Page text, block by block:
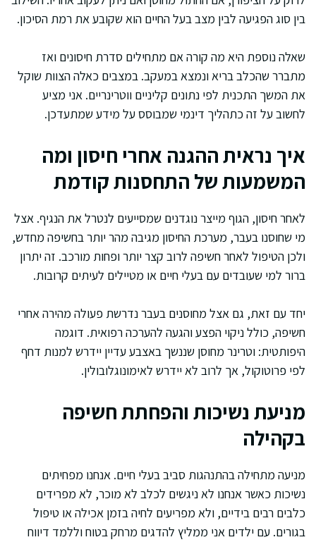
בין סוג הפגיעה לבין מצב בעל החיים הוא שקובע את רמת הסיכון.
שאלה נוספת היא מה קורה אם מתחילים סדרת חיסונים ואז
מתברר שהכלב בריא ונמצא במעקב. במצבים כאלה הצוות שוקל
את המשך התכנית לפי נתונים קליניים ווטרינריים. אני מציע
לחשוב על זה כתהליך דינמי שמבוסס על מידע שמתעדכן.
איך נראית ההגנה אחרי חיסון ומה
המשמעות של התחסנות קודמת
לאחר חיסון, הגוף מייצר נוגדנים שמסייעים לנטרל את הנגיף. אצל
מי שחוסנו בעבר, מערכת החיסון מגיבה מהר יותר בחשיפה מחדש,
ולכן הטיפול לאחר חשיפה לרוב קצר יותר ופחות מורכב. זה יתרון
ברור למי שעובדים עם בעלי חיים או מטיילים לעיתים קרובות.
יחד עם זאת, גם אצל מחוסנים בעבר נדרשת פעולה מהירה אחרי
חשיפה, כולל ניקוי הפצע והגעה להערכה רפואית. דוגמה
היפותטית: וטרינר מחוסן שננשך באצבע עדיין יידרש למנות דחף
לפי פרוטוקול, אך לרוב לא יידרש לאימונוגלובולין.
מניעת נשיכות והפחתת חשיפה
בקהילה
מניעה מתחילה בהתנהגות סביב בעלי חיים. אנחנו מפחיתים
נשיכות כאשר אנחנו לא ניגשים לכלב לא מוכר, לא מפרידים
כלבים רבים בידיים, ולא מפריעים לחיה בזמן אכילה או טיפול
בגורים. עם ילדים אני ממליץ להדגים מרחק בטוח וללמד דיווח